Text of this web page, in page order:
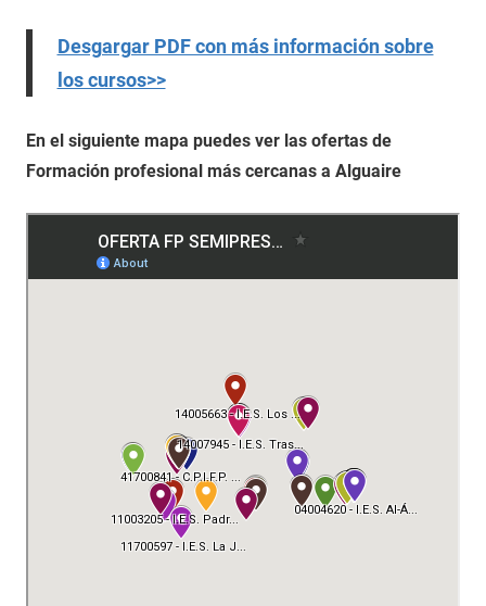
Desgargar PDF con más información sobre
los cursos>>
En el siguiente mapa puedes ver las ofertas de
Formación profesional más cercanas a Alguaire